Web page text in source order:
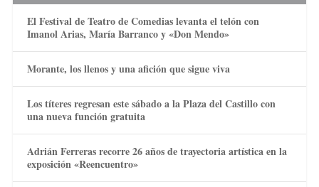
El Festival de Teatro de Comedias levanta el telón con
Imanol Arias, María Barranco y «Don Mendo»
Morante, los llenos y una afición que sigue viva
Los títeres regresan este sábado a la Plaza del Castillo con
una nueva función gratuita
Adrián Ferreras recorre 26 años de trayectoria artística en la
exposición «Reencuentro»